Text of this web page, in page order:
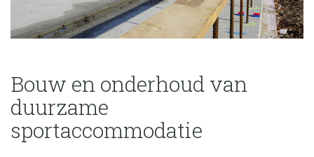
Bouw en onderhoud van
duurzame
sportaccommodatie